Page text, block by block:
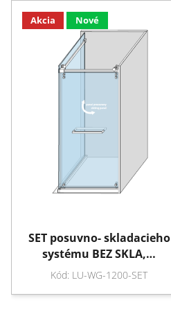
Akcia Nové
SET posuvno- skladacieho
systému BEZ SKLA,…
Kód: LU-WG-1200-SET